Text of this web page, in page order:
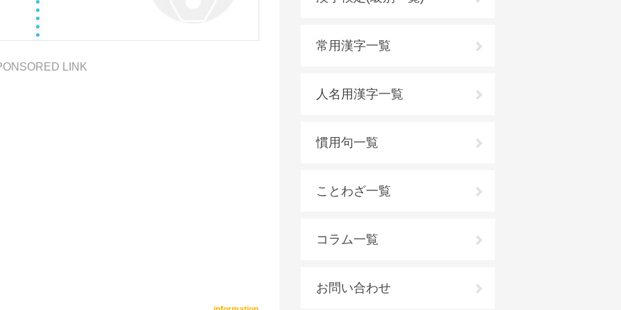
LINK
常用漢字一覧
人名用漢字一覧
慣用句一覧
ことわざ一覧
コラム一覧
お問い合わせ